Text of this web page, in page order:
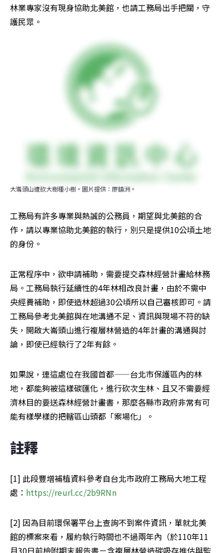
林業專家沒有現身協助北美館，也請工務局出手把關，守
護民眾。
大崙頭山遭砍大樹種小樹。圖片提供：廖鎮洲。
工務局有許多專業與熱誠的公務員，期望與北美館的合
作，請以專業協助北美館的執行，別只是提供10公頃土地
的身份。
正常程序中，欲申請補助，需要提交森林經營計畫給林務
局。工務局執行延續性的4年林相改良計畫，由於不需中
央經費補助，即使造林超過30公頃所以自己審核即可。請
工務局參考北美館與在地溝通不足、資訊與現場不符的缺
失，開啟大崙頭山進行複層林營造的4年計畫的溝通與討
論，即使已經執行了2年有餘。
如果說，連這處位在我國首都——台北市保護區內的林
地，都能夠被這樣碳匯化，進行砍次生林、且又不需要經
濟林目的要送森林經營計畫書，那麼各縣市政府非常有可
能有樣學樣的把轄區山頭都「案場化」。
註釋
[1] 此段豐增補植資料參考自台北市政府工務局大地工程
處： https://reurl.cc/2b9RNn
[2] 因為目前環保署平台上查詢不到案件資訊，單就北美
館的標案來看，履約執行時間也不過兩年內（於110年11
月30日前檢附期末報告書－含複層林營造碳吸存推估與監